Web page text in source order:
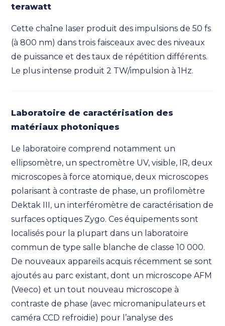
terawatt
Cette chaîne laser produit des impulsions de 50 fs
(à 800 nm) dans trois faisceaux avec des niveaux
de puissance et des taux de répétition différents.
Le plus intense produit 2 TW/impulsion à 1Hz.
Laboratoire de caractérisation des
matériaux photoniques
Le laboratoire comprend notamment un
ellipsomètre, un spectromètre UV, visible, IR, deux
microscopes à force atomique, deux microscopes
polarisant à contraste de phase, un profilomètre
Dektak III, un interféromètre de caractérisation de
surfaces optiques Zygo. Ces équipements sont
localisés pour la plupart dans un laboratoire
commun de type salle blanche de classe 10 000.
De nouveaux appareils acquis récemment se sont
ajoutés au parc existant, dont un microscope AFM
(Veeco) et un tout nouveau microscope à
contraste de phase (avec micromanipulateurs et
caméra CCD refroidie) pour l’analyse des